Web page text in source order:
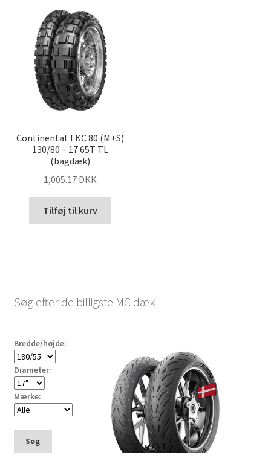
Continental TKC 80 (M+S)
130/80 – 17 65T TL
(bagdæk)
1,005.17 DKK
Tilføj til kurv
Søg efter de billigste MC dæk
Bredde/højde:
Diameter:
Mærke:
Søg